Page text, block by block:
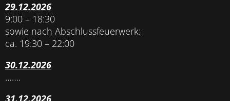
29.12.2026
9:00 – 18:30
sowie nach Abschlussfeuerwerk:
ca. 19:30 – 22:00
30.12.2026
…….